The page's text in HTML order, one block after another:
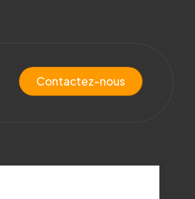
Contactez-nous